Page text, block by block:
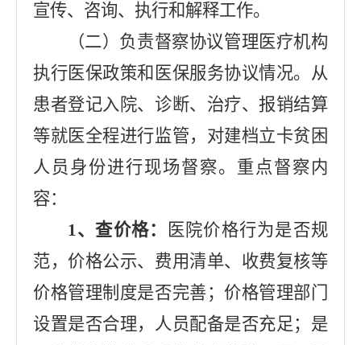
宣传、咨询、执行和解释工作。
（二）负责督察协议管理医疗机构
执行医保政策和医保服务协议情况。从
患者登记入院、诊断、治疗、报销结算
等就医全程进行监管，对建档立卡贫困
人员身份进行现场督察。重点督察内
容：
1、查价格：
医院价格行为是否规
范，价格公示、费用清单、收费复核等
价格管理制度是否完善；价格管理部门
设置是否合理，人员配备是否充足；是